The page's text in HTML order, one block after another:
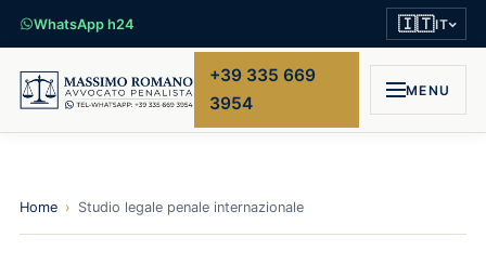
WhatsApp h24 🇮🇹IT
+39 335 669
3954
MENU
Home › Studio legale penale internazionale